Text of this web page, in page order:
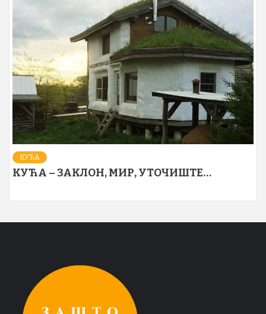
КУЋА
КУЋА – ЗАКЛОН, МИР, УТОЧИШТЕ…